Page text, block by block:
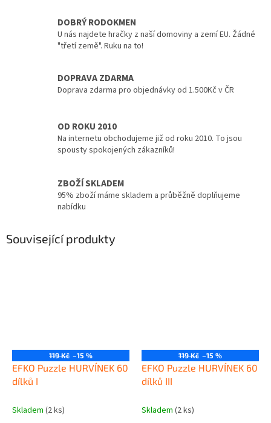
DOBRÝ RODOKMEN
U nás najdete hračky z naší domoviny a zemí EU. Žádné
"třetí země". Ruku na to!
DOPRAVA ZDARMA
Doprava zdarma pro objednávky od 1.500Kč v ČR
OD ROKU 2010
Na internetu obchodujeme již od roku 2010. To jsou
spousty spokojených zákazníků!
ZBOŽÍ SKLADEM
95% zboží máme skladem a průběžně doplňujeme
nabídku
Související produkty
119 Kč –15 %
EFKO Puzzle HURVÍNEK 60
dílků I
Skladem (2 ks)
119 Kč –15 %
EFKO Puzzle HURVÍNEK 60
dílků III
Skladem (2 ks)